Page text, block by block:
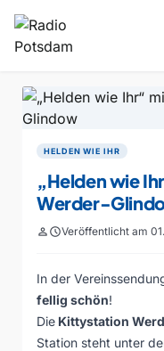
HELDEN WIE IHR
„Helden wie
Werder-
personscheduleVeröffentlicht am
In der
fellig schön!
Die Kittystation
Station steht unter